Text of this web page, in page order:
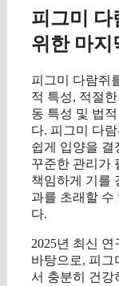
피그미 다
위한 마지
피그미 다람쥐
적 특성, 적절
동 특성 및 법
다. 피그미 다
쉽게 입양을 결
꾸준한 관리가
책임하게 기를
과를 초래할 수
다.
2025년 최신
바탕으로, 피그
서 충분히 건강